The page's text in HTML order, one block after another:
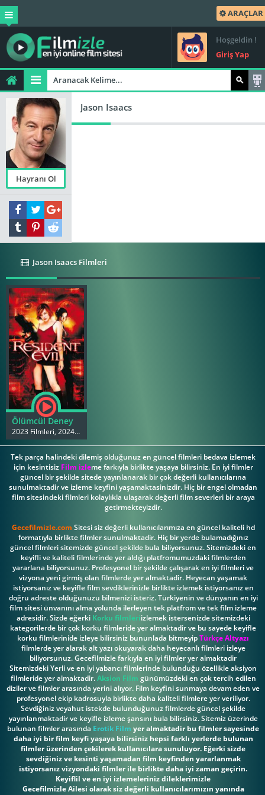
ARAÇLAR
Hoşgeldin !
Giriş Yap
Hayranı Ol
Jason Isaacs
Jason Isaacs Filmleri
Ölümcül Deney
2023 Filmleri, 2024 Filmleri
Tek parça halindeki dilemiş olduğunuz en güncel filmleri bedava izlemek
için kesintisiz Film izleme farkıyla birlikte yaşaya bilirsiniz. En iyi filmler
güncel bir şekilde sitede yayınlanarak bir çok değerli kullanıcılarına
sunulmaktadir ve izleme keyfini yaşamaktasinizdir. Hiç bir engel olmadan
film sitesindeki filmleri kolaylıkla ulaşarak değerli film severleri bir araya
getirmekteyizdir.
Gecefilmizle.com Sitesi siz değerli kullanıcılarımıza en güncel kaliteli hd
formatıyla birlikte filmler sunulmaktadir. Hiç bir yerde bulamadığınız
güncel filmleri sitemizde güncel şekilde bula biliyorsunuz. Sitemizdeki en
keyifli ve kaliteli filmlerinde yer aldığı platfromumuzdaki filmlerden
yararlana biliyorsunuz. Profesyonel bir şekilde çalışarak en iyi filmleri ve
vizyona yeni girmiş olan filmlerde yer almaktadir. Heyecan yaşamak
istiyorsanız ve keyifle film sevdiklerinizle birlikte izlemek istiyorsanız en
doğru adreste olduğunuzu bilmenizi isteriz. Türkiyenin ve dünyanın en iyi
film sitesi ünvanını alma yolunda ilerleyen tek platfrom ve tek film izleme
adresidir. Sizde eğerki Korku filmleriizlemek istersenizde sitemizdeki
kategorilerde bir çok korku filmleride yer almaktadir ve bu sayede keyifle
korku filmlerinide izleye bilirsiniz bununlada bitmeyipTürkçe Altyazı
filmlerde yer alarak alt yazı okuyarak daha heyecanlı filmleri izleye
biliyorsunuz. Gecefilmizle farkıyla en iyi filmler yer almaktadir
Sitemizdeki Yerli ve en iyi yabancı filmlerinde bulunduğu özellikle aksiyon
filmleride yer almaktadir.Aksion Film günümüzdeki en çok tercih edilen
diziler ve filmler arasında yerini alıyor. Film keyfini sunmaya devam eden ve
profesyonel ekip kadrosuyla birlikte daha kaliteli filmlere yer veriliyor.
Sevdiğiniz veyahut istekde bulunduğunuz filmlerde güncel şekilde
yayınlanmaktadir ve keyifle izleme şansını bula bilirsiniz. Sitemiz üzerinde
bulunan filmler arasında Erotik Film yer almaktadir bu filmler sayesinde
daha iyi bir film keyfi yaşaya bilirsiniz hepsi farklı yerlerde bulunan
filmler üzerinden çekilerek kullanıcılara sunuluyor. Eğerki sizde
sevdiğiniz ve kesinti yaşamadan film keyfinden yararlanmak
istiyorsanız vizyondaki filmler ile birlikte daha iyi zaman geçirin.
Keyiflil ve en iyi izlemeleriniz dileklerimizle
Gecefilmizle Ailesi olarak siz değerli kullanıcılarımızın yanında